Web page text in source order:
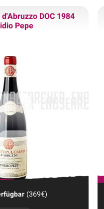
DOC 1984
Pepe
(369€)